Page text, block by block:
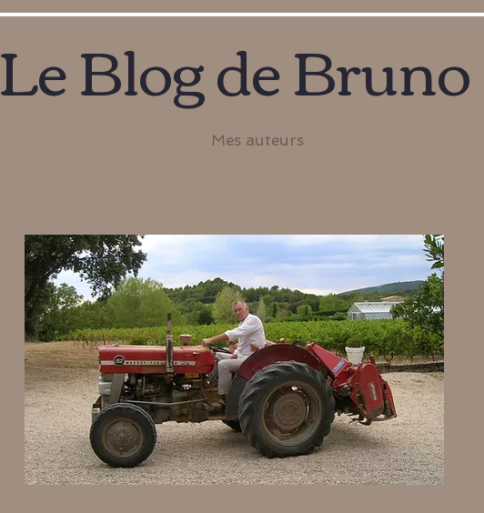
Mes auteurs
Le Blog de Bruno